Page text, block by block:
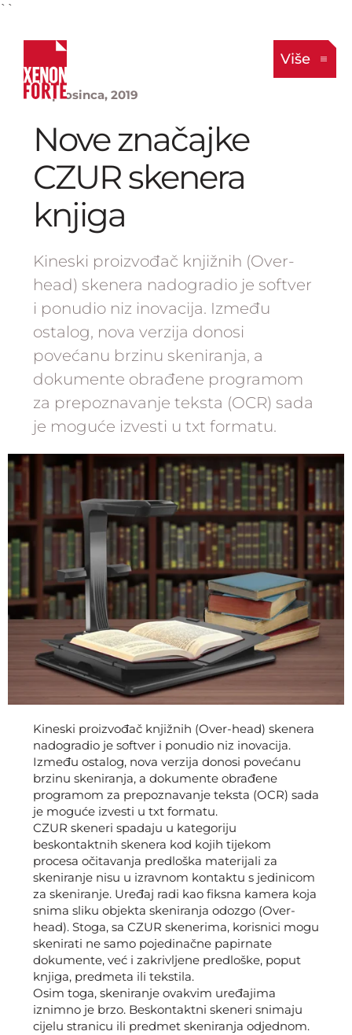
``
Više
16. prosinca, 2019
Nove značajke
CZUR skenera
knjiga
Kineski proizvođač knjižnih (Over-
head) skenera nadogradio je softver
i ponudio niz inovacija. Između
ostalog, nova verzija donosi
povećanu brzinu skeniranja, a
dokumente obrađene programom
za prepoznavanje teksta (OCR) sada
je moguće izvesti u txt formatu.
Kineski proizvođač knjižnih (Over-head) skenera
nadogradio je softver i ponudio niz inovacija.
Između ostalog, nova verzija donosi povećanu
brzinu skeniranja, a dokumente obrađene
programom za prepoznavanje teksta (OCR) sada
je moguće izvesti u txt formatu.
CZUR skeneri spadaju u kategoriju
beskontaktnih skenera kod kojih tijekom
procesa očitavanja predloška materijali za
skeniranje nisu u izravnom kontaktu s jedinicom
za skeniranje. Uređaj radi kao fiksna kamera koja
snima sliku objekta skeniranja odozgo (Over-
head). Stoga, sa CZUR skenerima, korisnici mogu
skenirati ne samo pojedinačne papirnate
dokumente, već i zakrivljene predloške, poput
knjiga, predmeta ili tekstila.
Osim toga, skeniranje ovakvim uređajima
iznimno je brzo. Beskontaktni skeneri snimaju
cijelu stranicu ili predmet skeniranja odjednom.